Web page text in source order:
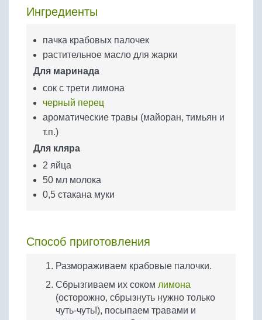
Крупы
Ингредиенты
пачка крабовых палочек
растительное масло для жарки
Для маринада
сок с трети лимона
черный перец
ароматические травы (майоран, тимьян и
т.п.)
Для кляра
2 яйца
50 мл молока
0,5 стакана муки
Способ приготовления
Размораживаем крабовые палочки.
Сбрызгиваем их соком лимона
(осторожно, сбрызнуть нужно только
чуть-чуть!), посыпаем травами и